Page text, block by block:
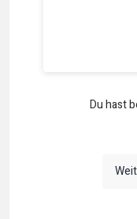
Du hast